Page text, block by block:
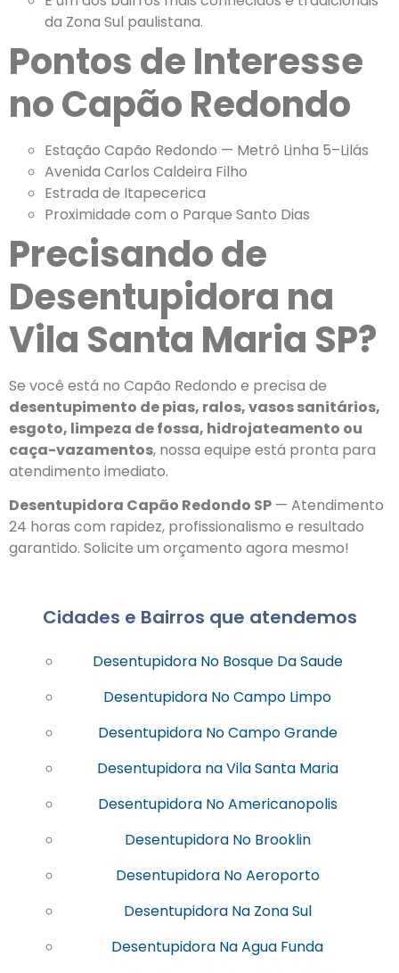
da Zona Sul paulistana.
Pontos de Interesse
no Capão Redondo
Estação Capão Redondo — Metrô Linha 5–Lilás
Avenida Carlos Caldeira Filho
Estrada de Itapecerica
Proximidade com o Parque Santo Dias
Precisando de
Desentupidora na
Vila Santa Maria SP?
Se você está no Capão Redondo e precisa de
desentupimento de pias, ralos, vasos sanitários,
esgoto, limpeza de fossa, hidrojateamento ou
caça-vazamentos, nossa equipe está pronta para
atendimento imediato.
Desentupidora Capão Redondo SP — Atendimento
24 horas com rapidez, profissionalismo e resultado
garantido. Solicite um orçamento agora mesmo!
Cidades e Bairros que atendemos
Desentupidora No Bosque Da Saude
Desentupidora No Campo Limpo
Desentupidora No Campo Grande
Desentupidora na Vila Santa Maria
Desentupidora No Americanopolis
Desentupidora No Brooklin
Desentupidora No Aeroporto
Desentupidora Na Zona Sul
Desentupidora Na Agua Funda